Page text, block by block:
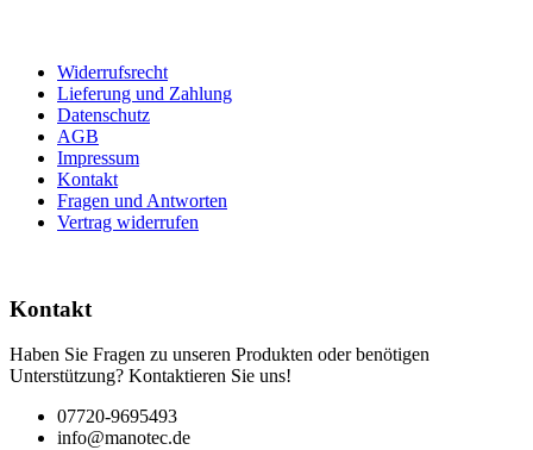
Widerrufsrecht
Lieferung und Zahlung
Datenschutz
AGB
Impressum
Kontakt
Fragen und Antworten
Vertrag widerrufen
Kontakt
Haben Sie Fragen zu unseren Produkten oder benötigen
Unterstützung? Kontaktieren Sie uns!
07720-9695493
info@manotec.de